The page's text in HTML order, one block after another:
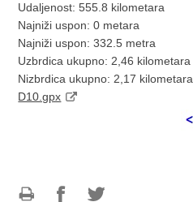
Udaljenost: 555.8 kilometara
Najniži uspon: 0 metara
Najniži uspon: 332.5 metra
Uzbrdica ukupno: 2,46 kilometara
Nizbrdica ukupno: 2,17 kilometara
D10.gpx